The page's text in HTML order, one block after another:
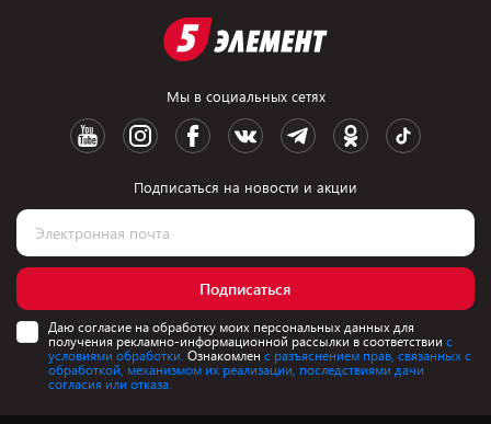
Мы в социальных сетях
Подписаться на новости и акции
Подписаться
Даю согласие на обработку моих персональных данных для
получения рекламно-информационной рассылки в соответствии с
условиями обработки. Ознакомлен с разъяснением прав, связанных с
обработкой, механизмом их реализации, последствиями дачи
согласия или отказа.